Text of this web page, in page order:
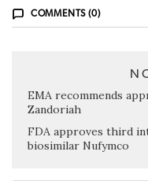
COMMENTS (0)
EMA recommends
Zandoriah
FDA approves third
biosimilar Nufymco